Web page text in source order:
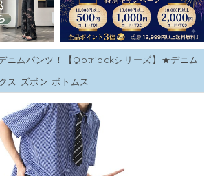
ニムパンツ！【Qotriockシリーズ】★デニム
ス ズボン ボトムス